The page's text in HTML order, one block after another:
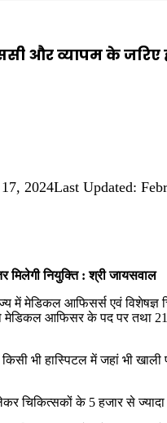
और व्यापम के जरिए
2024Last Updated:
नियुक्ति : श्री जायसवाल
में मेडिकल आफिसर्स एवं विशेषज्ञ
मेडिकल आफिसर के पद पर
भी हास्पिटल में जहां भी
चिकित्सकों के 5 हजार से